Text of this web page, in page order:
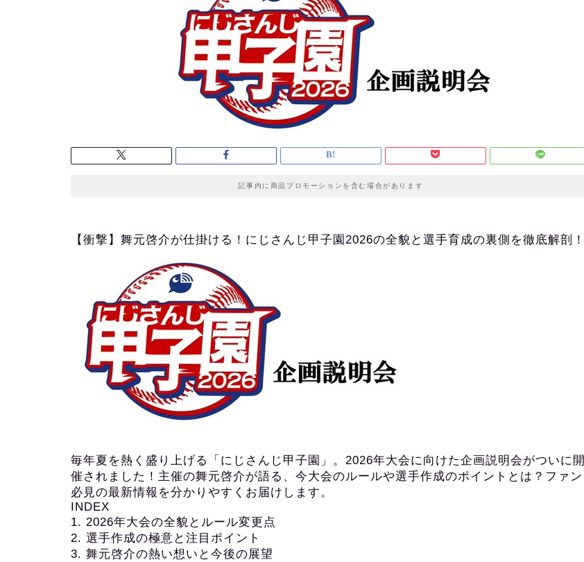
記事内に商品プロモーションを含む場合があります
【衝撃】舞元啓介が仕掛ける！にじさんじ甲子園2026の全貌と選手育成の裏側を徹底解剖！
毎年夏を熱く盛り上げる「にじさんじ甲子園」。2026年大会に向けた企画説明会がついに開
催されました！主催の舞元啓介が語る、今大会のルールや選手作成のポイントとは？ファン
必見の最新情報を分かりやすくお届けします。
INDEX
1. 2026年大会の全貌とルール変更点
2. 選手作成の極意と注目ポイント
3. 舞元啓介の熱い想いと今後の展望